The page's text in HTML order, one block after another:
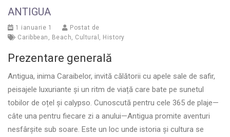
ANTIGUA
1 ianuarie 1
Postat de
Caribbean , Beach, Cultural , History
Prezentare generală
Antigua, inima Caraibelor, invită călătorii cu apele sale de safir,
peisajele luxuriante și un ritm de viață care bate pe sunetul
tobilor de oțel și calypso. Cunoscută pentru cele 365 de plaje—
câte una pentru fiecare zi a anului—Antigua promite aventuri
nesfârșite sub soare. Este un loc unde istoria și cultura se